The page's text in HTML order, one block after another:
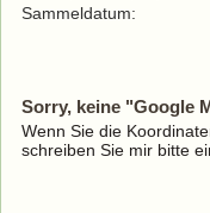
Sammeldatum:
Sorry, keine "Google
Wenn Sie die
schreiben Sie mir bitte